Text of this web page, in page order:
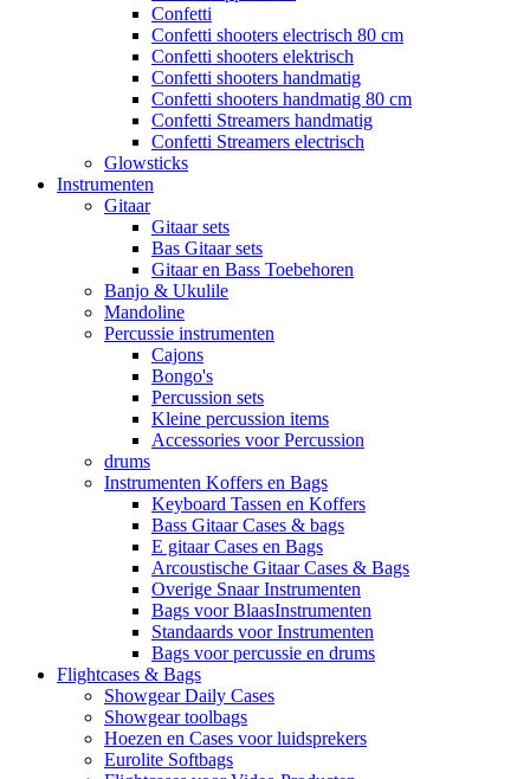
Confetti
Confetti shooters electrisch 80 cm
Confetti shooters elektrisch
Confetti shooters handmatig
Confetti shooters handmatig 80 cm
Confetti Streamers handmatig
Confetti Streamers electrisch
Glowsticks
Instrumenten
Gitaar
Gitaar sets
Bas Gitaar sets
Gitaar en Bass Toebehoren
Banjo & Ukulile
Mandoline
Percussie instrumenten
Cajons
Bongo's
Percussion sets
Kleine percussion items
Accessories voor Percussion
drums
Instrumenten Koffers en Bags
Keyboard Tassen en Koffers
Bass Gitaar Cases & bags
E gitaar Cases en Bags
Arcoustische Gitaar Cases & Bags
Overige Snaar Instrumenten
Bags voor BlaasInstrumenten
Standaards voor Instrumenten
Bags voor percussie en drums
Flightcases & Bags
Showgear Daily Cases
Showgear toolbags
Hoezen en Cases voor luidsprekers
Eurolite Softbags